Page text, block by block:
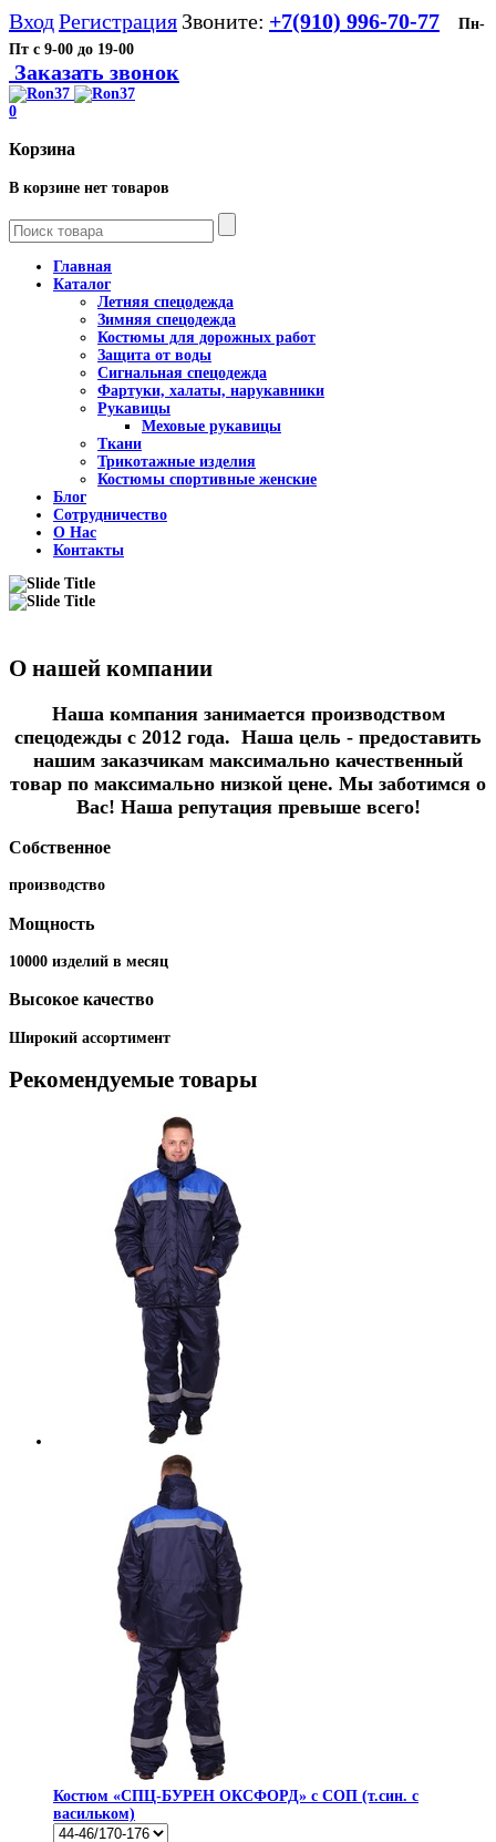
ВходРегистрация Звоните: +7(910) 996-70-77
Пн-
Пт с 9-00 до 19-00
Заказать звонок
0
Корзина
В корзине нет товаров
Главная
Каталог
Летняя спецодежда
Зимняя спецодежда
Костюмы для дорожных работ
Защита от воды
Сигнальная спецодежда
Фартуки, халаты, нарукавники
Рукавицы
Меховые рукавицы
Ткани
Трикотажные изделия
Костюмы спортивные женские
Блог
Сотрудничество
О Нас
Контакты
О нашей компании
Наша компания занимается производством
спецодежды с 2012 года. Наша цель - предоставить
нашим заказчикам максимально качественный
товар по максимально низкой цене. Мы заботимся о
Вас! Наша репутация превыше всего!
Собственное
производство
Мощность
10000 изделий в месяц
Высокое качество
Широкий ассортимент
Рекомендуемые товары
Костюм «СПЦ-БУРЕН ОКСФОРД» с СОП (т.син. с
васильком)